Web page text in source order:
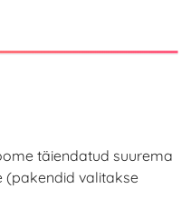
täiendatud suurema
(pakendid valitakse